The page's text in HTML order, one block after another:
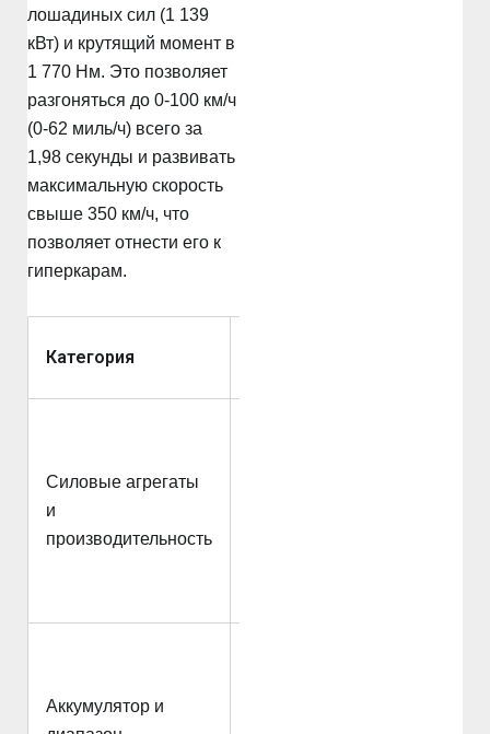
лошадиных сил (1 139
кВт) и крутящий момент в
1 770 Нм. Это позволяет
разгоняться до 0-100 км/ч
(0-62 миль/ч) всего за
1,98 секунды и развивать
максимальную скорость
свыше 350 км/ч, что
позволяет отнести его к
гиперкарам.
Категория
Силовые агрегаты
и
производительность
Аккумулятор и